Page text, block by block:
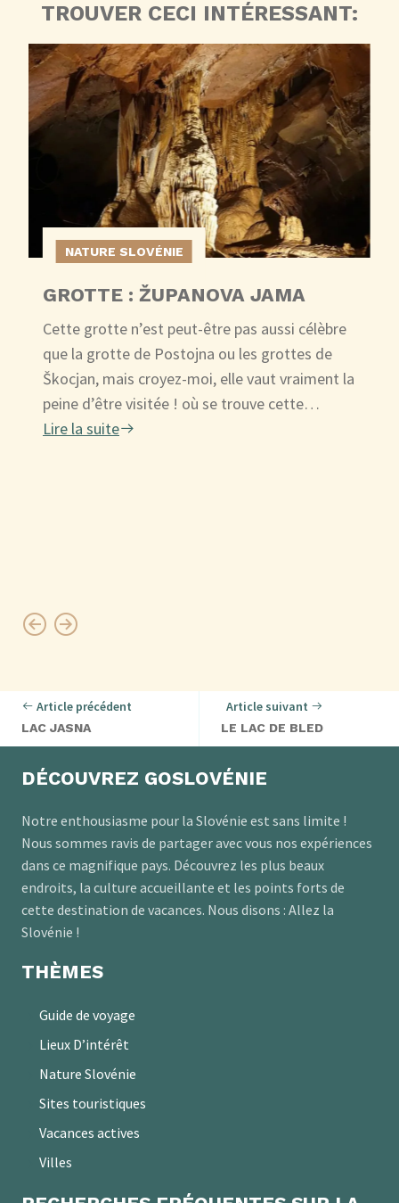
TROUVER CECI INTÉRESSANT:
NATURE SLOVÉNIE
GROTTE : ŽUPANOVA JAMA
Cette grotte n’est peut-être pas aussi célèbre
que la grotte de Postojna ou les grottes de
Škocjan, mais croyez-moi, elle vaut vraiment la
peine d’être visitée ! où se trouve cette…
Lire la suite
Article précédent
LAC JASNA
Article suivant
LE LAC DE BLED
DÉCOUVREZ GOSLOVÉNIE
Notre enthousiasme pour la Slovénie est sans limite !
Nous sommes ravis de partager avec vous nos expériences
dans ce magnifique pays. Découvrez les plus beaux
endroits, la culture accueillante et les points forts de
cette destination de vacances. Nous disons : Allez la
Slovénie !
THÈMES
Guide de voyage
Lieux D’intérêt
Nature Slovénie
Sites touristiques
Vacances actives
Villes